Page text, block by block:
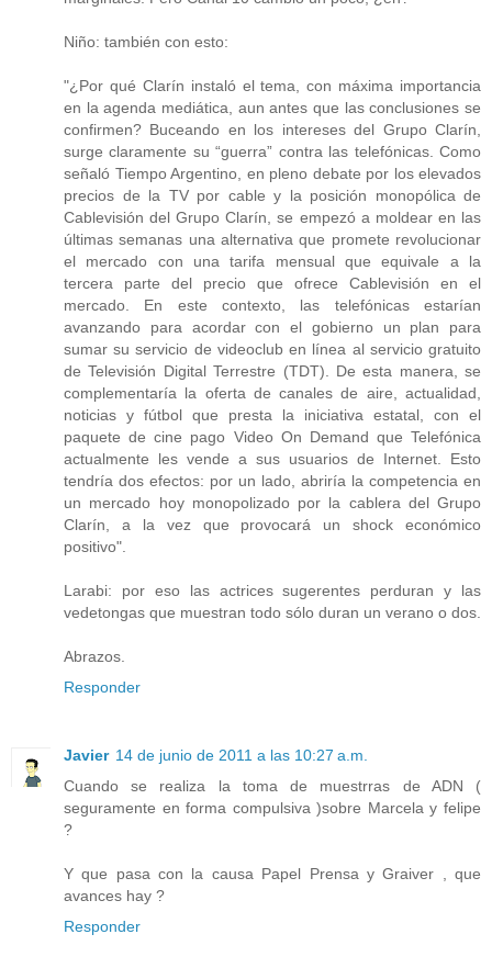
Niño: también con esto:
"¿Por qué Clarín instaló el tema, con máxima importancia
en la agenda mediática, aun antes que las conclusiones se
confirmen? Buceando en los intereses del Grupo Clarín,
surge claramente su “guerra” contra las telefónicas. Como
señaló Tiempo Argentino, en pleno debate por los elevados
precios de la TV por cable y la posición monopólica de
Cablevisión del Grupo Clarín, se empezó a moldear en las
últimas semanas una alternativa que promete revolucionar
el mercado con una tarifa mensual que equivale a la
tercera parte del precio que ofrece Cablevisión en el
mercado. En este contexto, las telefónicas estarían
avanzando para acordar con el gobierno un plan para
sumar su servicio de videoclub en línea al servicio gratuito
de Televisión Digital Terrestre (TDT). De esta manera, se
complementaría la oferta de canales de aire, actualidad,
noticias y fútbol que presta la iniciativa estatal, con el
paquete de cine pago Video On Demand que Telefónica
actualmente les vende a sus usuarios de Internet. Esto
tendría dos efectos: por un lado, abriría la competencia en
un mercado hoy monopolizado por la cablera del Grupo
Clarín, a la vez que provocará un shock económico
positivo".
Larabi: por eso las actrices sugerentes perduran y las
vedetongas que muestran todo sólo duran un verano o dos.
Abrazos.
Responder
Javier 14 de junio de 2011 a las 10:27 a.m.
Cuando se realiza la toma de muestrras de ADN (
seguramente en forma compulsiva )sobre Marcela y felipe
?
Y que pasa con la causa Papel Prensa y Graiver , que
avances hay ?
Responder